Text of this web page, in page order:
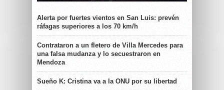
Alerta por fuertes vientos en San Luis: prevén
ráfagas superiores a los 70 km/h
Contrataron a un fletero de Villa Mercedes para
una falsa mudanza y lo secuestraron en
Mendoza
Sueño K: Cristina va a la ONU por su libertad